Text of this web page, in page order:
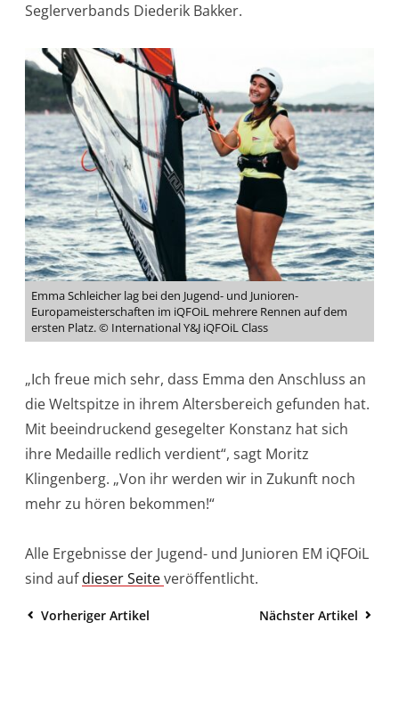
Seglerverbands Diederik Bakker.
Emma Schleicher lag bei den Jugend- und Junioren-
Europameisterschaften im iQFOiL mehrere Rennen auf dem
ersten Platz. © International Y&J iQFOiL Class
„Ich freue mich sehr, dass Emma den Anschluss an
die Weltspitze in ihrem Altersbereich gefunden hat.
Mit beeindruckend gesegelter Konstanz hat sich
ihre Medaille redlich verdient“, sagt Moritz
Klingenberg. „Von ihr werden wir in Zukunft noch
mehr zu hören bekommen!“
Alle Ergebnisse der Jugend- und Junioren EM iQFOiL
sind aufdieser Seiteveröffentlicht.
Vorheriger Artikel Nächster Artikel